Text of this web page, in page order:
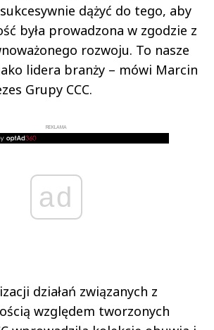
dążyć do tego, aby
była prowadzona w zgodzie z
rozwoju. To nasze
lidera branży – mówi Marcin
Grupy CCC.
REKLAMA
ad
działań związanych z
względem tworzonych